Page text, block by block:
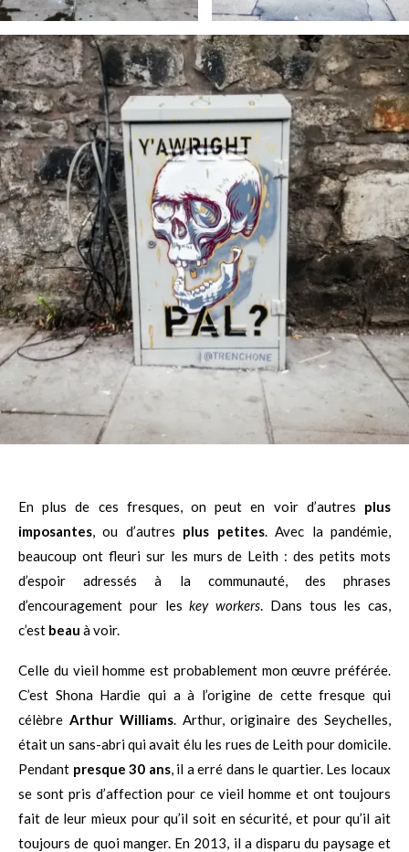
En plus de ces fresques, on peut en voir d’autres plus
imposantes , ou d’autres plus petites. Avec la pandémie,
beaucoup ont fleuri sur les murs de Leith : des petits mots
d’espoir adressés à la communauté, des phrases
d’encouragement pour leskey workers . Dans tous les cas,
c’est beau à voir.
Celle du vieil homme est probablement mon œuvre préférée.
C’est Shona Hardie qui a à l’origine de cette fresque qui
célèbre Arthur Williams. Arthur, originaire des Seychelles,
était un sans-abri qui avait élu les rues de Leith pour domicile.
Pendant presque 30 ans, il a erré dans le quartier. Les locaux
se sont pris d’affection pour ce vieil homme et ont toujours
fait de leur mieux pour qu’il soit en sécurité, et pour qu’il ait
toujours de quoi manger. En 2013, il a disparu du paysage et